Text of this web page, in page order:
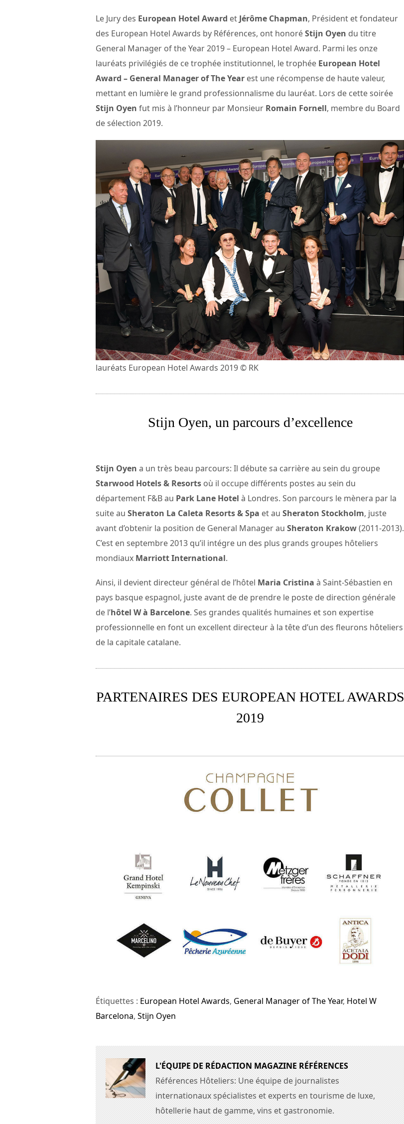
Le Jury des European Hotel Award et Jérôme Chapman, Président et fondateur
des European Hotel Awards by Références, ont honoréStijn Oyen du titre
General Manager of the Year 2019 – European Hotel Award. Parmi les onze
lauréats privilégiés de ce trophée institutionnel, le trophée European Hotel
Award – General Manager of The Year est une récompense de haute valeur,
mettant en lumière le grand professionnalisme du lauréat. Lors de cette soirée
Stijn Oyen fut mis à l’honneur par Monsieur Romain Fornell, membre du Board
de sélection 2019.
lauréats European Hotel Awards 2019 © RK
Stijn Oyen, un parcours d’excellence
Stijn Oyen a un très beau parcours: Il débute sa carrière au sein du groupe
Starwood Hotels & Resorts où il occupe différents postes au sein du
département F&B au Park Lane Hotel à Londres. Son parcours le mènera par la
suite au Sheraton La Caleta Resorts & Spa et au Sheraton Stockholm, juste
avant d’obtenir la position de General Manager au Sheraton Krakow(2011-2013).
C’est en septembre 2013 qu’il intégre un des plus grands groupes hôteliers
mondiaux Marriott International.
Ainsi, il devient directeur général de l’hôtel Maria Cristina à Saint-Sébastien en
pays basque espagnol, juste avant de de prendre le poste de direction générale
de l’hôtel W à Barcelone. Ses grandes qualités humaines et son expertise
professionnelle en font un excellent directeur à la tête d’un des fleurons hôteliers
de la capitale catalane.
PARTENAIRES DES EUROPEAN HOTEL AWARDS
2019
Étiquettes : European Hotel Awards, General Manager of The Year, Hotel W
Barcelona, Stijn Oyen
L'ÉQUIPE DE RÉDACTION MAGAZINE RÉFÉRENCES
Références Hôteliers: Une équipe de journalistes
internationaux spécialistes et experts en tourisme de luxe,
hôtellerie haut de gamme, vins et gastronomie.